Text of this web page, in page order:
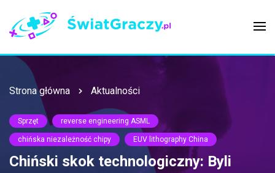
Strona główna Aktualności
Sprzęt reverse engineering ASML
chińska niezależność chipy EUV lithography China
Chiński skok technologiczny: Byli